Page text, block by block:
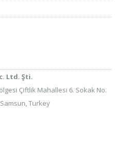
Ltd. Şti.
Çiftlik Mahallesi 6. Sokak No.
Turkey